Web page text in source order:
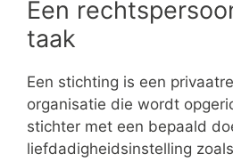
Een
taak
Een stichting is een
organisatie die wordt
stichter met een bepaald
liefdadigheidsinstelling